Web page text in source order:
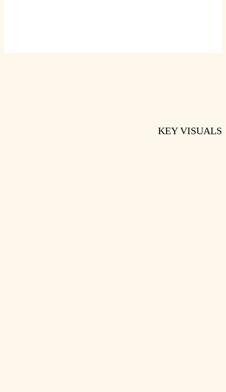
KEY VISUALS